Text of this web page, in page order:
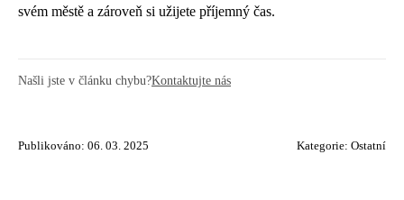
svém městě a zároveň si užijete příjemný čas.
Našli jste v článku chybu?Kontaktujte nás
Publikováno: 06. 03. 2025 Kategorie: Ostatní